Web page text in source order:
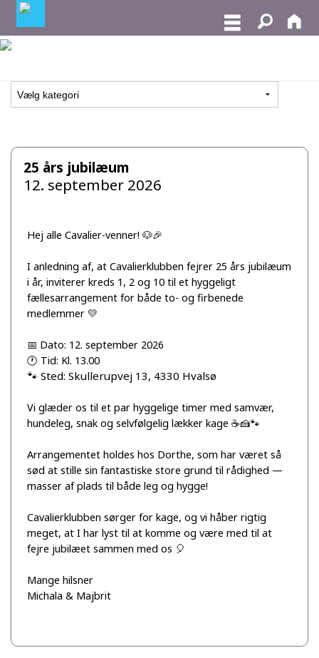
25 års jubilæum
12. september 2026
Hej alle Cavalier-venner! 🐶🎉
I anledning af, at Cavalierklubben fejrer 25 års jubilæum
i år, inviterer kreds 1, 2 og 10 til et hyggeligt
fællesarrangement for både to- og firbenede
medlemmer 💛
📅 Dato: 12. september 2026
🕐 Tid: Kl. 13.00
🐾 Sted: Skullerupvej 13, 4330 Hvalsø
Vi glæder os til et par hyggelige timer med samvær,
hundeleg, snak og selvfølgelig lækker kage ☕🍰🐾
Arrangementet holdes hos Dorthe, som har været så
sød at stille sin fantastiske store grund til rådighed —
masser af plads til både leg og hygge!
Cavalierklubben sørger for kage, og vi håber rigtig
meget, at I har lyst til at komme og være med til at
fejre jubilæet sammen med os 🎈
Mange hilsner
Michala & Majbrit